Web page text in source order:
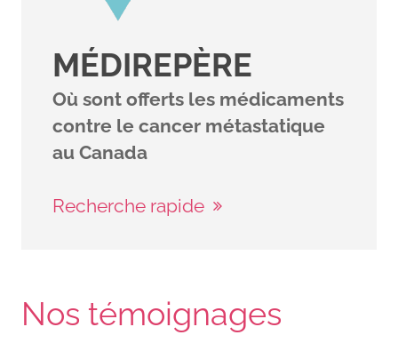
MÉDIREPÈRE
Où sont offerts les médicaments
contre le cancer métastatique
au Canada
Recherche rapide
Nos témoignages